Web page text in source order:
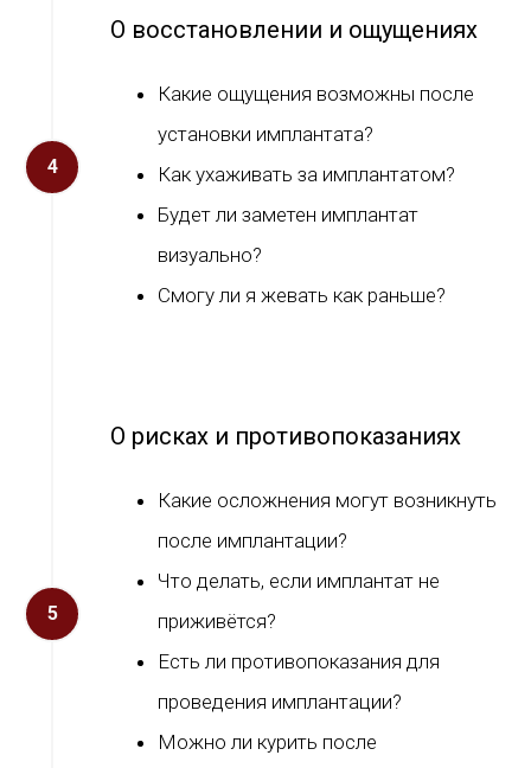
О восстановлении и ощущениях
Какие ощущения возможны после
установки имплантата?
Как ухаживать за имплантатом?
Будет ли заметен имплантат
визуально?
Смогу ли я жевать как раньше?
О рисках и противопоказаниях
Какие осложнения могут возникнуть
после имплантации?
Что делать, если имплантат не
приживётся?
Есть ли противопоказания для
проведения имплантации?
Можно ли курить после